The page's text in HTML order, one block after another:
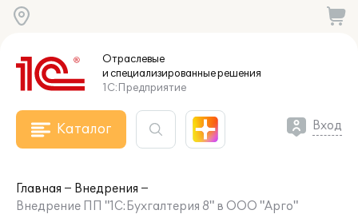
Отраслевые
и специализированныерешения
1С:Предприятие
Каталог Вход
Главная
Внедрения
Внедрение ПП "1С:Бухгалтерия 8" в ООО "Арго"